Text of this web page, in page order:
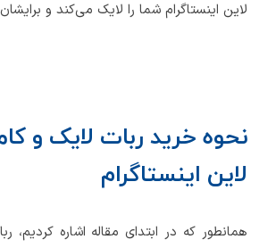
لاین اینستاگرام شما را لایک می‌کند و
نحوه خرید ربات لایک و
لاین اینستاگرام
همانطور که در ابتدای مقاله اشاره کردیم،